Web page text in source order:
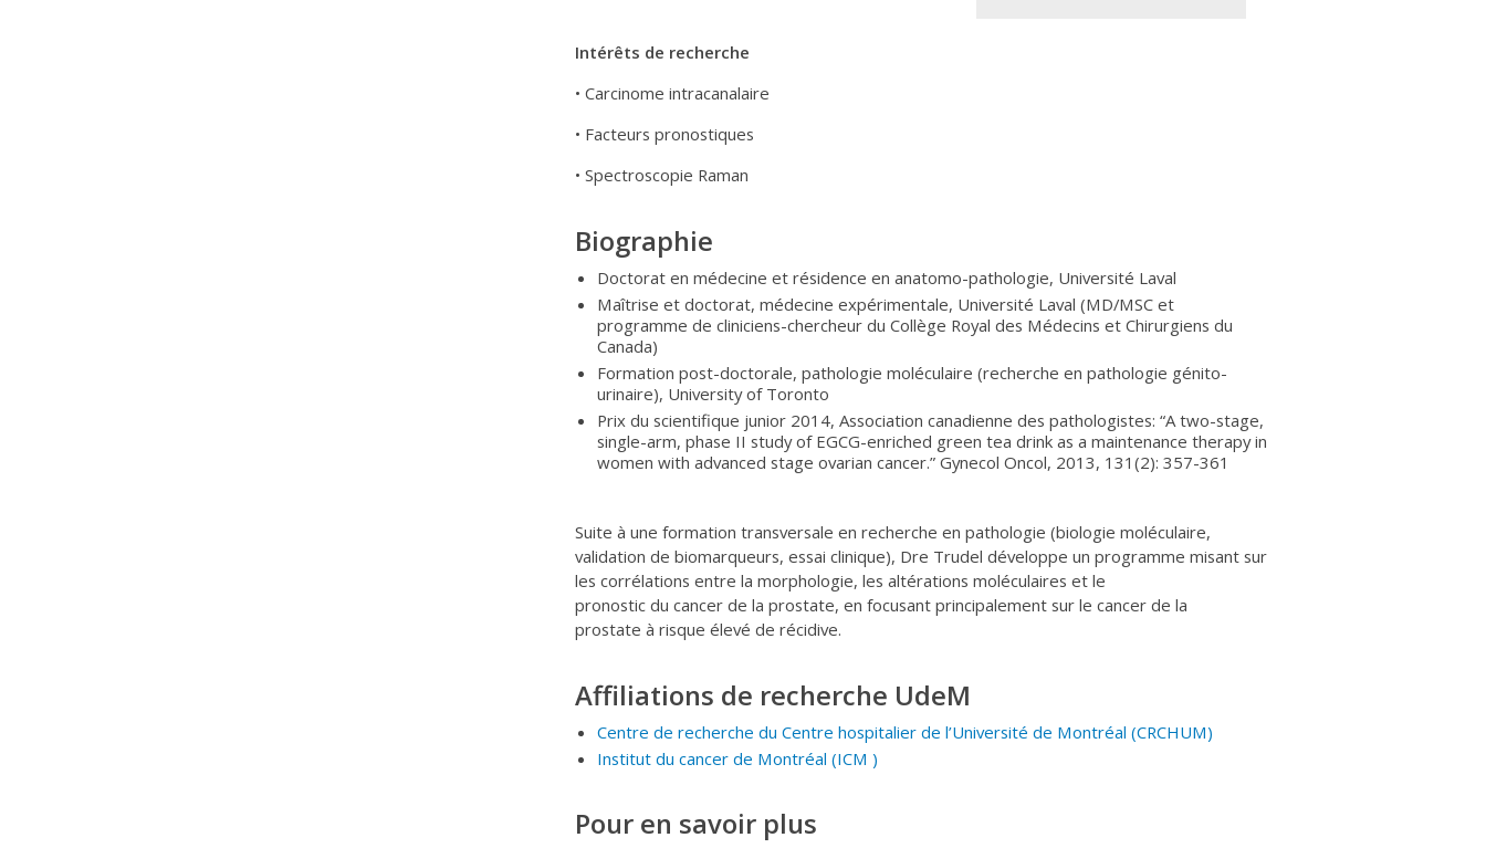
Intérêts de recherche
• Carcinome intracanalaire
• Facteurs pronostiques
• Spectroscopie Raman
Biographie
Doctorat en médecine et résidence en anatomo-pathologie, Université Laval
Maîtrise et doctorat, médecine expérimentale, Université Laval (MD/MSC et
programme de cliniciens-chercheur du Collège Royal des Médecins et Chirurgiens du
Canada)
Formation post-doctorale, pathologie moléculaire (recherche en pathologie génito-
urinaire), University of Toronto
Prix du scientifique junior 2014, Association canadienne des pathologistes: “A two-stage,
single-arm, phase II study of EGCG-enriched green tea drink as a maintenance therapy in
women with advanced stage ovarian cancer.” Gynecol Oncol, 2013, 131(2): 357-361
Suite à une formation transversale en recherche en pathologie (biologie moléculaire,
validation de biomarqueurs, essai clinique), Dre Trudel développe un programme misant sur
les corrélations entre la morphologie, les altérations moléculaires et le
pronostic du cancer de la prostate, en focusant principalement sur le cancer de la
prostate à risque élevé de récidive.
Affiliations de recherche UdeM
Centre de recherche du Centre hospitalier de l’Université de Montréal (CRCHUM)
Institut du cancer de Montréal (ICM )
Pour en savoir plus